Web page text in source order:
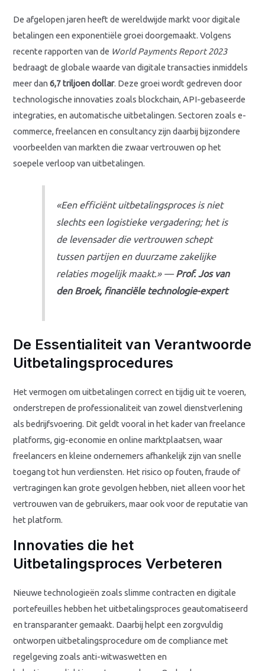
De afgelopen jaren heeft de wereldwijde markt voor digitale
betalingen een exponentiële groei doorgemaakt. Volgens
recente rapporten van de World Payments Report 2023
bedraagt de globale waarde van digitale transacties inmiddels
meer dan6,7 triljoen dollar. Deze groei wordt gedreven door
technologische innovaties zoals blockchain, API-gebaseerde
integraties, en automatische uitbetalingen. Sectoren zoals e-
commerce, freelancen en consultancy zijn daarbij bijzondere
voorbeelden van markten die zwaar vertrouwen op het
soepele verloop van uitbetalingen.
«Een efficiënt uitbetalingsproces is niet
slechts een logistieke vergadering; het is
de levensader die vertrouwen schept
tussen partijen en duurzame zakelijke
relaties mogelijk maakt.» —Prof. Jos van
den Broek, financiële technologie-expert
De Essentialiteit van Verantwoorde
Uitbetalingsprocedures
Het vermogen om uitbetalingen correct en tijdig uit te voeren,
onderstrepen de professionaliteit van zowel dienstverlening
als bedrijfsvoering. Dit geldt vooral in het kader van freelance
platforms, gig-economie en online marktplaatsen, waar
freelancers en kleine ondernemers afhankelijk zijn van snelle
toegang tot hun verdiensten. Het risico op fouten, fraude of
vertragingen kan grote gevolgen hebben, niet alleen voor het
vertrouwen van de gebruikers, maar ook voor de reputatie van
het platform.
Innovaties die het
Uitbetalingsproces Verbeteren
Nieuwe technologieën zoals slimme contracten en digitale
portefeuilles hebben het uitbetalingsproces geautomatiseerd
en transparanter gemaakt. Daarbij helpt een zorgvuldig
ontworpen uitbetalingsprocedure om de compliance met
regelgeving zoals anti-witwaswetten en